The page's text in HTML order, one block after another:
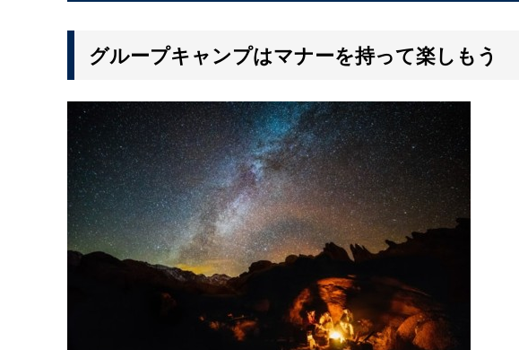
グループキャンプはマナーを持って楽しもう